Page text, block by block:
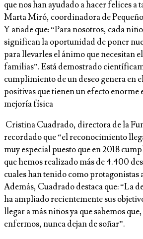
que nos han ayudado a hacer felices a
Marta Miró, coordinadora de
Y añade que: “Para nosotros, cada
significan la oportunidad de poner
para llevarles el ánimo que necesitan
familias”. Está demostrado
cumplimiento de un deseo genera en
positivas que tienen un efecto enorme
mejoría física
Cristina Cuadrado, directora de la
recordado que “el reconocimiento
muy especial puesto que en 2018
que hemos realizado más de 4.400
cuales han tenido como protagonistas
Además, Cuadrado destaca que: “La
ha ampliado recientemente sus
llegar a más niños ya que sabemos
enfermos, nunca dejan de soñar”.